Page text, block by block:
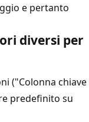
e pertanto
diversi per
("Colonna chiave
predefinito su